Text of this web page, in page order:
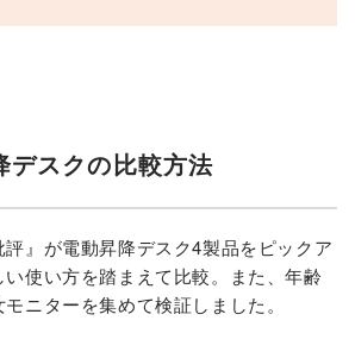
デスクの比較方法
』が電動昇降デスク4製品をピックア
使い方を踏まえて比較。また、年齢
ニターを集めて検証しました。